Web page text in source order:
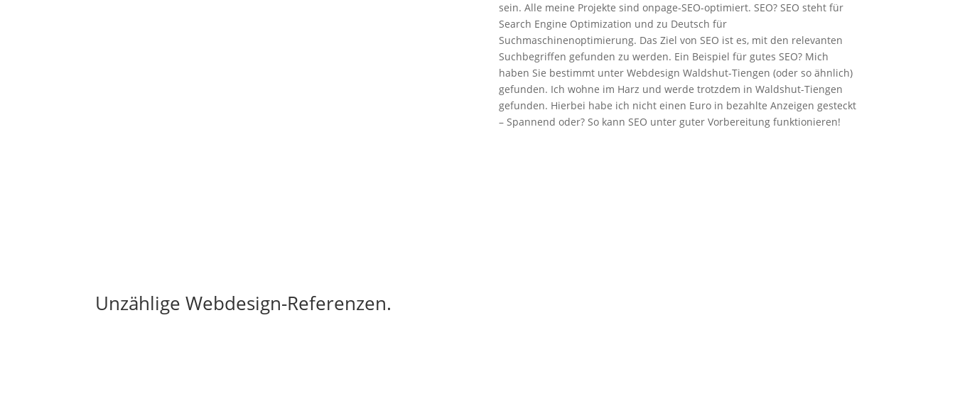
sein. Alle meine Projekte sind onpage-SEO-optimiert. SEO? SEO steht für
Search Engine Optimization und zu Deutsch für
Suchmaschinenoptimierung. Das Ziel von SEO ist es, mit den relevanten
Suchbegriffen gefunden zu werden. Ein Beispiel für gutes SEO? Mich
haben Sie bestimmt unter Webdesign Waldshut-Tiengen (oder so ähnlich)
gefunden. Ich wohne im Harz und werde trotzdem in Waldshut-Tiengen
gefunden. Hierbei habe ich nicht einen Euro in bezahlte Anzeigen gesteckt
– Spannend oder? So kann SEO unter guter Vorbereitung funktionieren!
Unzählige Webdesign-Referenzen.